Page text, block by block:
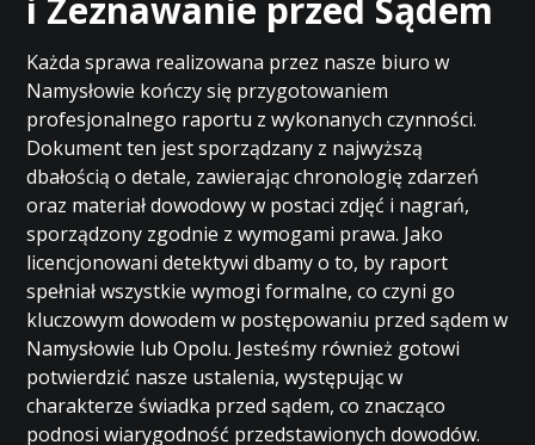
i Zeznawanie przed Sądem
Każda sprawa realizowana przez nasze biuro w
Namysłowie kończy się przygotowaniem
profesjonalnego raportu z wykonanych czynności.
Dokument ten jest sporządzany z najwyższą
dbałością o detale, zawierając chronologię zdarzeń
oraz materiał dowodowy w postaci zdjęć i nagrań,
sporządzony zgodnie z wymogami prawa. Jako
licencjonowani detektywi dbamy o to, by raport
spełniał wszystkie wymogi formalne, co czyni go
kluczowym dowodem w postępowaniu przed sądem w
Namysłowie lub Opolu. Jesteśmy również gotowi
potwierdzić nasze ustalenia, występując w
charakterze świadka przed sądem, co znacząco
podnosi wiarygodność przedstawionych dowodów.